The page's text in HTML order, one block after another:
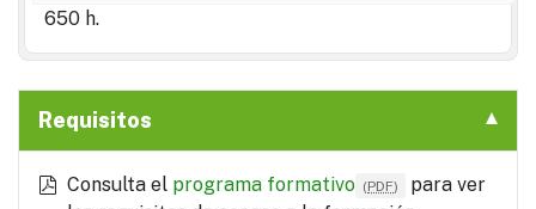
650 h.
Requisitos
Consulta el programa formativo (PDF)
para ver